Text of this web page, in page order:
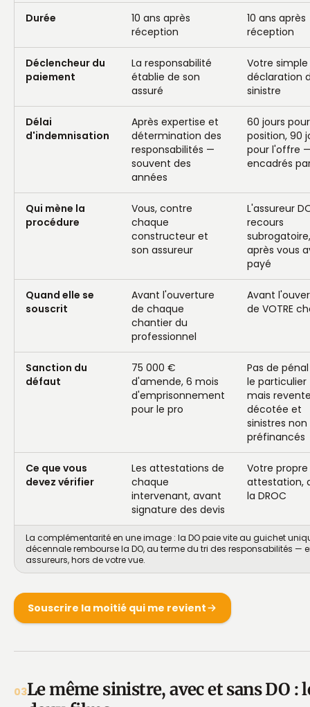
Durée
10 ans après
réception
10 ans après
réception
Déclencheur du
paiement
La responsabilité
établie de son
assuré
Votre simple
déclaration
sinistre
Délai
d'indemnisation
Après expertise et
détermination des
responsabilités —
souvent des
années
60 jours
position, 90
pour l'offre
encadrés
Qui mène la
procédure
Vous, contre
chaque
constructeur et
son assureur
L'assureur
recours
subrogatoire,
après vous
payé
Quand elle se
souscrit
Avant l'ouverture
de chaque
chantier du
professionnel
Avant
de VOTRE
Sanction du
défaut
75 000 €
d'amende, 6 mois
d'emprisonnement
pour le pro
Pas de
le
mais
décotée et
sinistres non
préfinancés
Ce que vous
devez vérifier
Les attestations de
chaque
intervenant, avant
signature des devis
Votre propre
attestation,
la DROC
La complémentarité en une image : la DO paie vite au guichet
décennale rembourse la DO, au terme du tri des responsabilités —
assureurs, hors de votre vue.
Souscrire la moitié qui me revient
03Le même sinistre, avec et sans DO :